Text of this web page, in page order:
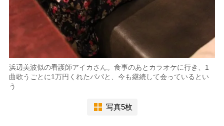
浜辺美波似の看護師アイカさん。食事のあとカラオケに行き、1
曲歌うごとに1万円くれたパパと、今も継続して会っているとい
う
写真5枚